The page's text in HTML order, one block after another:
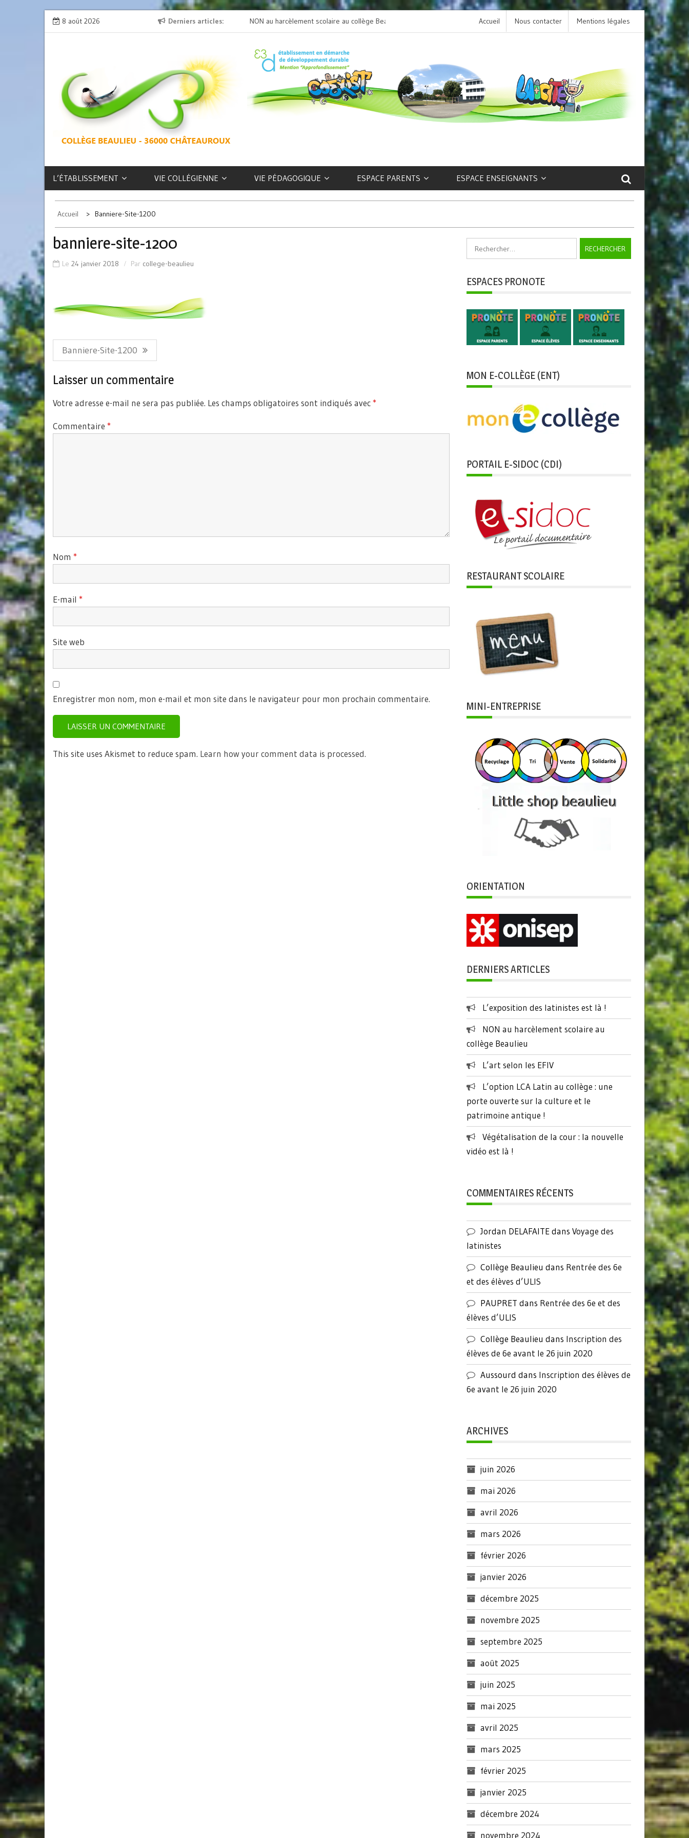
Skip
to
8 août 2026 Derniers articles
» : l’émission de radioL’exposition des latinistes est là ! NON au harcèlement scolaire au collège Beaulieu
L’option LCA Latin au collège : une porte
sur la culture et le patrimoine antique !
Accueil Nous contacter Mentions légales
COLLÈGE
BEAULIEU –
CHÂTEAUROUX
L’ÉTABLISSEMENT VIE COLLÉGIENNE VIE PÉDAGOGIQUE ESPACE PARENTS ESPACE ENSEIGNANTS
Accueil Banniere-Site-1200
banniere-site-1200
Le 24 janvier 2018 Par college-beaulieu
Navigation
de
l’article
Article
Banniere-Site-1200
Laisser un commentaire
Votre adresse e-mail ne sera pas publiée. Les champs obligatoires sont indiqués avec*
Commentaire *
Nom *
E-mail *
Site web
Enregistrer mon nom, mon e-mail et mon site dans le navigateur pour mon prochain commentaire.
This site uses Akismet to reduce spam. Learn how your comment data is processed.
Rechercher :
ESPACES PRONOTE
MON E-COLLÈGE (ENT)
PORTAIL E-SIDOC (CDI)
RESTAURANT SCOLAIRE
MINI-ENTREPRISE
ORIENTATION
DERNIERS ARTICLES
L’exposition des latinistes est là !
NON au harcèlement scolaire au
collège Beaulieu
L’art selon les EFIV
L’option LCA Latin au collège : une
porte ouverte sur la culture et le
patrimoine antique !
Végétalisation de la cour : la nouvelle
vidéo est là !
COMMENTAIRES RÉCENTS
Jordan DELAFAITEdans Voyage des
latinistes
Collège Beaulieu dans Rentrée des 6e
et des élèves d’ULIS
PAUPRET dans Rentrée des 6e et des
élèves d’ULIS
Collège Beaulieu dans Inscription des
élèves de 6e avant le 26 juin 2020
Aussourd dans Inscription des élèves de
6e avant le 26 juin 2020
ARCHIVES
juin 2026
mai 2026
avril 2026
mars 2026
février 2026
janvier 2026
décembre 2025
novembre 2025
septembre 2025
août 2025
juin 2025
mai 2025
avril 2025
mars 2025
février 2025
janvier 2025
décembre 2024
novembre 2024